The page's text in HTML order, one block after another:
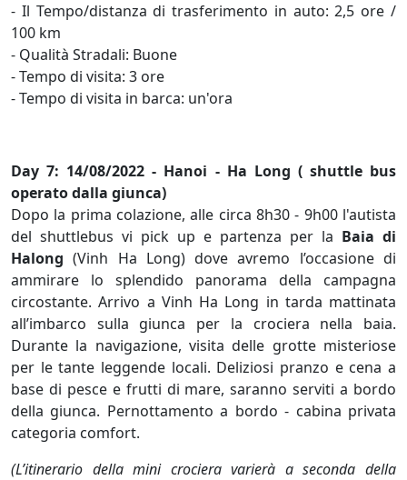
- Il Tempo/distanza di trasferimento in auto: 2,5 ore /
100 km
- Qualità Stradali: Buone
- Tempo di visita: 3 ore
- Tempo di visita in barca: un'ora
Day 7: 14/08/2022 - Hanoi - Ha Long ( shuttle bus
operato dalla giunca)
Dopo la prima colazione, alle circa 8h30 - 9h00 l'autista
del shuttlebus vi pick up e partenza per la Baia di
Halong(Vinh Ha Long) dove avremo l’occasione di
ammirare lo splendido panorama della campagna
circostante. Arrivo a Vinh Ha Long in tarda mattinata
all’imbarco sulla giunca per la crociera nella baia.
Durante la navigazione, visita delle grotte misteriose
per le tante leggende locali. Deliziosi pranzo e cena a
base di pesce e frutti di mare, saranno serviti a bordo
della giunca. Pernottamento a bordo - cabina privata
categoria comfort.
(L’itinerario della mini crociera varierà a seconda della